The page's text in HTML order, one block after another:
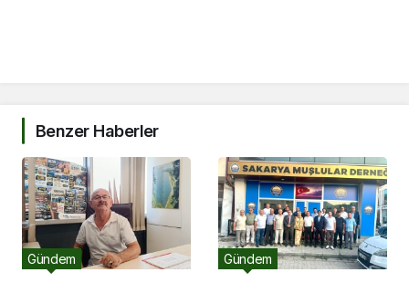
Benzer Haberler
Gündem Gündem